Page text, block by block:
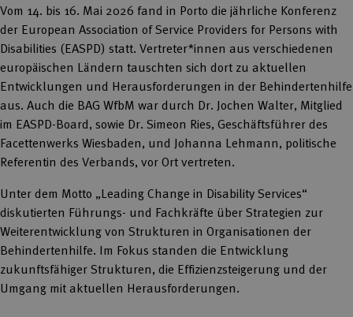
Vom 14. bis 16. Mai 2026 fand in Porto die jährliche Konferenz
der European Association of Service Providers for Persons with
Disabilities (EASPD) statt. Vertreter*innen aus verschiedenen
europäischen Ländern tauschten sich dort zu aktuellen
Entwicklungen und Herausforderungen in der Behindertenhilfe
aus. Auch die BAG WfbM war durch Dr. Jochen Walter, Mitglied
im EASPD-Board, sowie Dr. Simeon Ries, Geschäftsführer des
Facettenwerks Wiesbaden, und Johanna Lehmann, politische
Referentin des Verbands, vor Ort vertreten.
Unter dem Motto „Leading Change in Disability Services“
diskutierten Führungs- und Fachkräfte über Strategien zur
Weiterentwicklung von Strukturen in Organisationen der
Behindertenhilfe. Im Fokus standen die Entwicklung
zukunftsfähiger Strukturen, die Effizienzsteigerung und der
Umgang mit aktuellen Herausforderungen.